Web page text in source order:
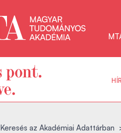
Keresés az Akadémiai Adattárban